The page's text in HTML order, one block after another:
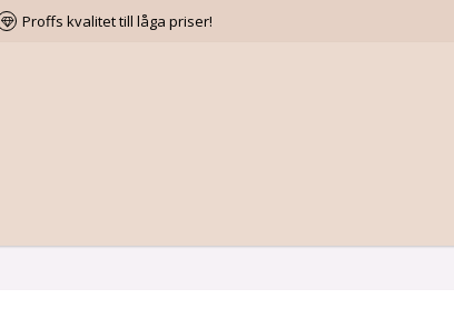
Proffs kvalitet till låga priser!